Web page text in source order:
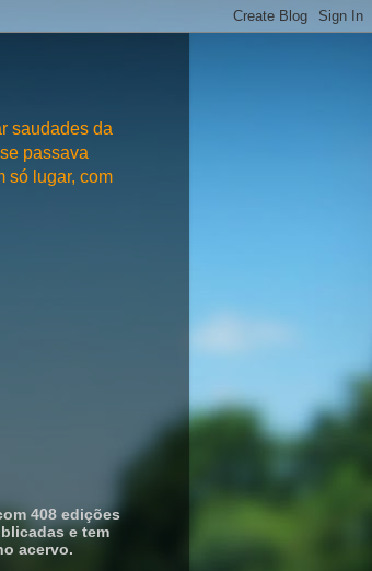
saudades da
passava
só lugar, com
408 edições
e tem
acervo.